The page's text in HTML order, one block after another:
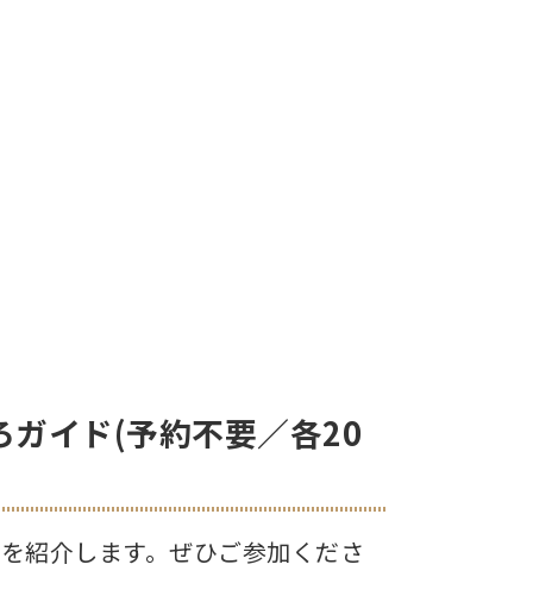
ガイド(予約不要／各20
紹介します。ぜひご参加くださ